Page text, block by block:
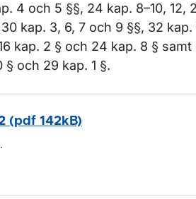
4 och 5 §§, 24 kap. 8–10, 12,
kap. 3, 6, 7 och 9 §§, 32
kap. 2 § och 24 kap. 8 §
§ och 29 kap. 1 §.
(pdf 142kB)